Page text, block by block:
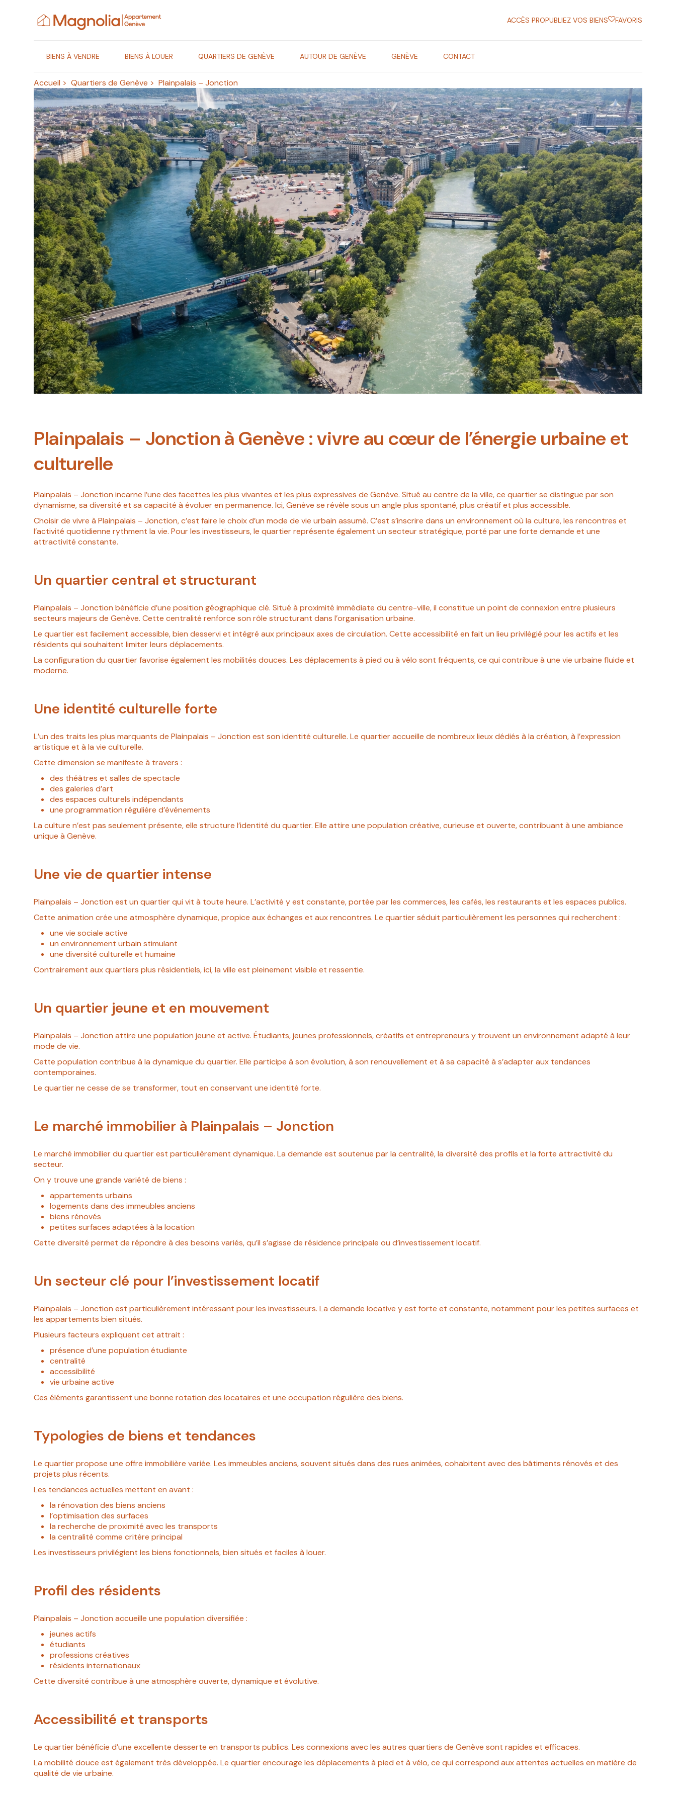
ACCÈS PROPUBLIEZ VOS BIENS FAVORIS
BIENS À VENDRE BIENS À LOUER QUARTIERS DE GENÈVE AUTOUR DE GENÈVE GENÈVE CONTACT
Accueil >Quartiers de Genève >Plainpalais – Jonction
Plainpalais – Jonction à Genève : vivre au cœur de l’énergie urbaine et
culturelle
Plainpalais – Jonction incarne l’une des facettes les plus vivantes et les plus expressives de Genève. Situé au centre de la ville, ce quartier se distingue par son
dynamisme, sa diversité et sa capacité à évoluer en permanence. Ici, Genève se révèle sous un angle plus spontané, plus créatif et plus accessible.
Choisir de vivre à Plainpalais – Jonction, c’est faire le choix d’un mode de vie urbain assumé. C’est s’inscrire dans un environnement où la culture, les rencontres et
l’activité quotidienne rythment la vie. Pour les investisseurs, le quartier représente également un secteur stratégique, porté par une forte demande et une
attractivité constante.
Un quartier central et structurant
Plainpalais – Jonction bénéficie d’une position géographique clé. Situé à proximité immédiate du centre-ville, il constitue un point de connexion entre plusieurs
secteurs majeurs de Genève. Cette centralité renforce son rôle structurant dans l’organisation urbaine.
Le quartier est facilement accessible, bien desservi et intégré aux principaux axes de circulation. Cette accessibilité en fait un lieu privilégié pour les actifs et les
résidents qui souhaitent limiter leurs déplacements.
La configuration du quartier favorise également les mobilités douces. Les déplacements à pied ou à vélo sont fréquents, ce qui contribue à une vie urbaine fluide et
moderne.
Une identité culturelle forte
L’un des traits les plus marquants de Plainpalais – Jonction est son identité culturelle. Le quartier accueille de nombreux lieux dédiés à la création, à l’expression
artistique et à la vie culturelle.
Cette dimension se manifeste à travers :
des théâtres et salles de spectacle
des galeries d’art
des espaces culturels indépendants
une programmation régulière d’événements
La culture n’est pas seulement présente, elle structure l’identité du quartier. Elle attire une population créative, curieuse et ouverte, contribuant à une ambiance
unique à Genève.
Une vie de quartier intense
Plainpalais – Jonction est un quartier qui vit à toute heure. L’activité y est constante, portée par les commerces, les cafés, les restaurants et les espaces publics.
Cette animation crée une atmosphère dynamique, propice aux échanges et aux rencontres. Le quartier séduit particulièrement les personnes qui recherchent :
une vie sociale active
un environnement urbain stimulant
une diversité culturelle et humaine
Contrairement aux quartiers plus résidentiels, ici, la ville est pleinement visible et ressentie.
Un quartier jeune et en mouvement
Plainpalais – Jonction attire une population jeune et active. Étudiants, jeunes professionnels, créatifs et entrepreneurs y trouvent un environnement adapté à leur
mode de vie.
Cette population contribue à la dynamique du quartier. Elle participe à son évolution, à son renouvellement et à sa capacité à s’adapter aux tendances
contemporaines.
Le quartier ne cesse de se transformer, tout en conservant une identité forte.
Le marché immobilier à Plainpalais – Jonction
Le marché immobilier du quartier est particulièrement dynamique. La demande est soutenue par la centralité, la diversité des profils et la forte attractivité du
secteur.
On y trouve une grande variété de biens :
appartements urbains
logements dans des immeubles anciens
biens rénovés
petites surfaces adaptées à la location
Cette diversité permet de répondre à des besoins variés, qu’il s’agisse de résidence principale ou d’investissement locatif.
Un secteur clé pour l’investissement locatif
Plainpalais – Jonction est particulièrement intéressant pour les investisseurs. La demande locative y est forte et constante, notamment pour les petites surfaces et
les appartements bien situés.
Plusieurs facteurs expliquent cet attrait :
présence d’une population étudiante
centralité
accessibilité
vie urbaine active
Ces éléments garantissent une bonne rotation des locataires et une occupation régulière des biens.
Typologies de biens et tendances
Le quartier propose une offre immobilière variée. Les immeubles anciens, souvent situés dans des rues animées, cohabitent avec des bâtiments rénovés et des
projets plus récents.
Les tendances actuelles mettent en avant :
la rénovation des biens anciens
l’optimisation des surfaces
la recherche de proximité avec les transports
la centralité comme critère principal
Les investisseurs privilégient les biens fonctionnels, bien situés et faciles à louer.
Profil des résidents
Plainpalais – Jonction accueille une population diversifiée :
jeunes actifs
étudiants
professions créatives
résidents internationaux
Cette diversité contribue à une atmosphère ouverte, dynamique et évolutive.
Accessibilité et transports
Le quartier bénéficie d’une excellente desserte en transports publics. Les connexions avec les autres quartiers de Genève sont rapides et efficaces.
La mobilité douce est également très développée. Le quartier encourage les déplacements à pied et à vélo, ce qui correspond aux attentes actuelles en matière de
qualité de vie urbaine.